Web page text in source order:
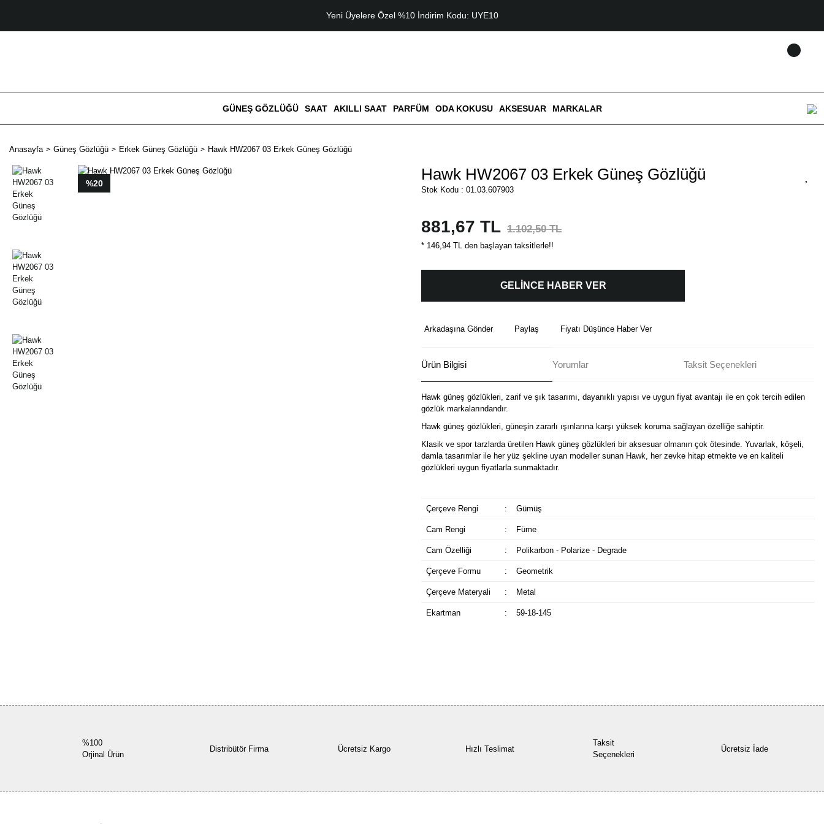
Yeni Üyelere Özel %10 İndirim Kodu: UYE10
GÜNEŞ GÖZLÜĞÜ SAAT AKILLI SAAT PARFÜM ODA KOKUSU AKSESUAR MARKALAR
Anasayfa Güneş Gözlüğü Erkek Güneş Gözlüğü Hawk HW2067 03 Erkek Güneş Gözlüğü
%20 Hawk HW2067 03 Erkek Güneş Gözlüğü
Stok Kodu : 01.03.607903
881,67 TL 1.102,50 TL
* 146,94 TL den başlayan taksitlerle!!
GELİNCE HABER VER
Arkadaşına Gönder Paylaş Fiyatı Düşünce Haber Ver
Ürün Bilgisi Yorumlar Taksit Seçenekleri
Hawk güneş gözlükleri, zarif ve şık tasarımı, dayanıklı yapısı ve uygun fiyat avantajı ile en çok tercih edilen
gözlük markalarındandır.
Hawk güneş gözlükleri, güneşin zararlı ışınlarına karşı yüksek koruma sağlayan özelliğe sahiptir.
Klasik ve spor tarzlarda üretilen Hawk güneş gözlükleri bir aksesuar olmanın çok ötesinde. Yuvarlak, köşeli,
damla tasarımlar ile her yüz şekline uyan modeller sunan Hawk, her zevke hitap etmekte ve en kaliteli
gözlükleri uygun fiyatlarla sunmaktadır.
Çerçeve Rengi : Gümüş
Cam Rengi : Füme
Cam Özelliği : Polikarbon - Polarize - Degrade
Çerçeve Formu : Geometrik
Çerçeve Materyali : Metal
Ekartman : 59-18-145
%100
Orjinal Ürün
Distribütör Firma Ücretsiz Kargo Hızlı Teslimat
Taksit
Seçenekleri
Ücretsiz İade